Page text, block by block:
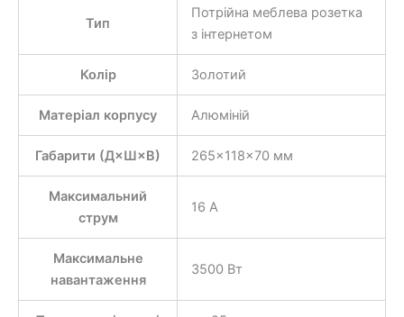
Тип
Потрійна меблева розетка
з інтернетом
Колір Золотий
Матеріал корпусу Алюміній
Габарити (Д×Ш×В) 265×118×70 мм
Максимальний
струм
16 А
Максимальне
навантаження
3500 Вт